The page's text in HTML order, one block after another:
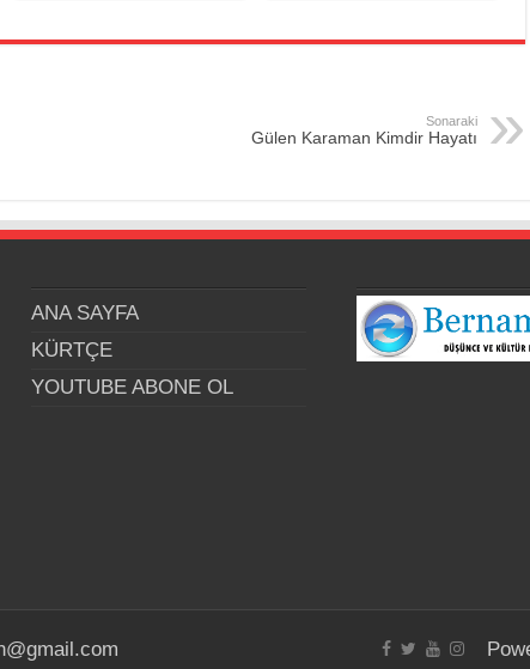
Sonaraki
Gülen Karaman Kimdir Hayatı
ANA SAYFA
KÜRTÇE
YOUTUBE ABONE OL